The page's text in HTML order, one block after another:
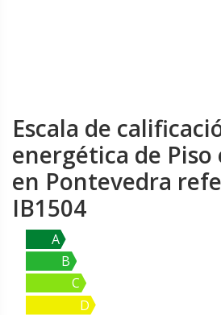
Escala de
energética de Piso
en Pontevedra
IB1504
A
B
C
D